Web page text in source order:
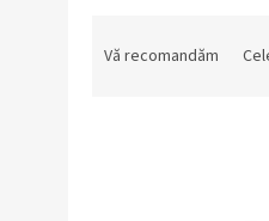
Vă recomandăm